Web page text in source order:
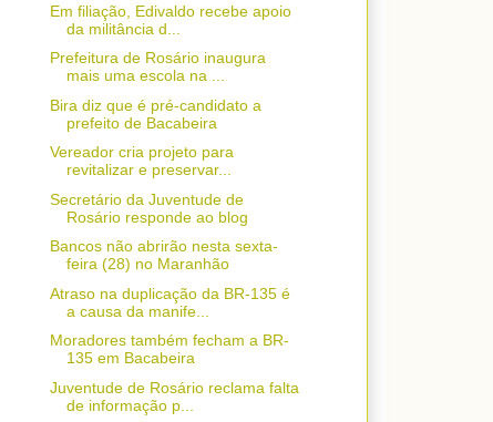
Em filiação, Edivaldo recebe apoio
da militância d...
Prefeitura de Rosário inaugura
mais uma escola na ...
Bira diz que é pré-candidato a
prefeito de Bacabeira
Vereador cria projeto para
revitalizar e preservar...
Secretário da Juventude de
Rosário responde ao blog
Bancos não abrirão nesta sexta-
feira (28) no Maranhão
Atraso na duplicação da BR-135 é
a causa da manife...
Moradores também fecham a BR-
135 em Bacabeira
Juventude de Rosário reclama falta
de informação p...